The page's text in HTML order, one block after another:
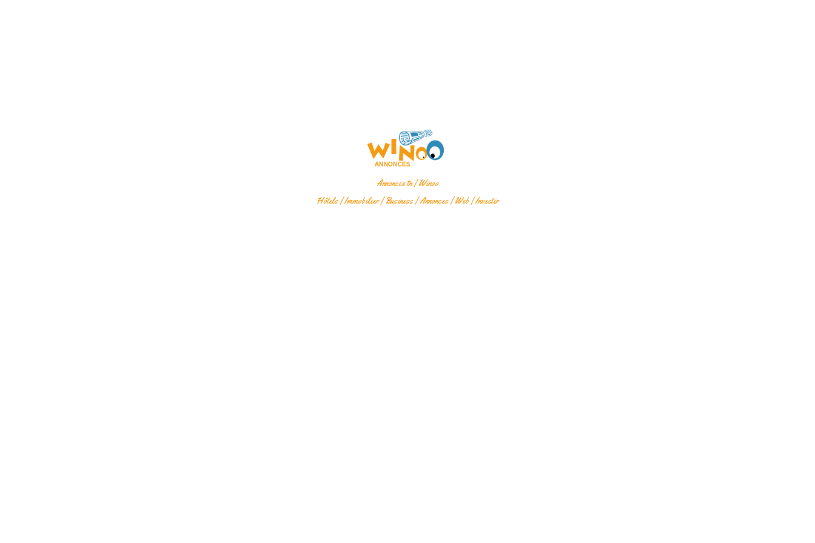
Annonces.tn|Winoo
Hôtels|Immobilier|Business|Annonces|Web|Investir